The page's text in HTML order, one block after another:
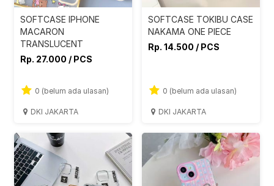
SOFTCASE IPHONE
MACARON
TRANSLUCENT
Rp. 27.000 / PCS
0 (belum ada ulasan)
DKI JAKARTA
SOFTCASE TOKIBU CASE
NAKAMA ONE PIECE
Rp. 14.500 / PCS
0 (belum ada ulasan)
DKI JAKARTA